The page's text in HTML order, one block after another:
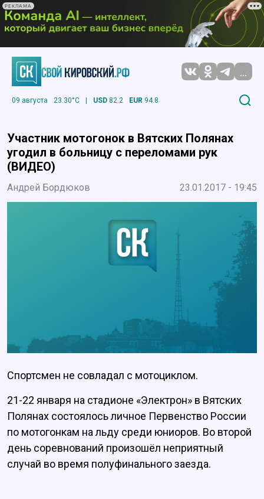
РЕКЛАМА
...
09 августа 23.30°C | USD 82.2 EUR 94.8
Участник мотогонок в Вятских Полянах
угодил в больницу с переломами рук
(ВИДЕО)
Андрей Бордюков 23.01.2017 - 19:45
Спортсмен не совладал с мотоциклом.
21-22 января на стадионе «Электрон» в Вятских
Полянах состоялось личное Первенство России
по мотогонкам на льду среди юниоров. Во второй
день соревнований произошёл неприятный
случай во время полуфинального заезда.